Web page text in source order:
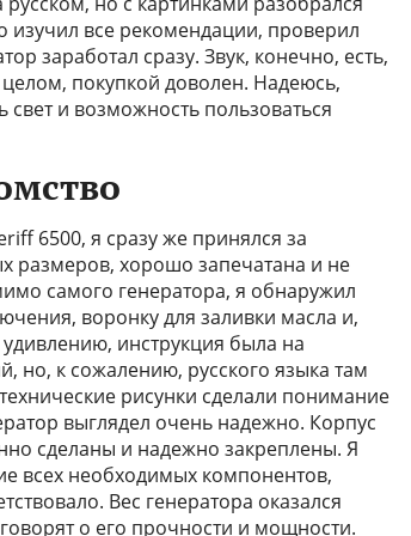
все рекомендации, проверил
заработал сразу. Звук, конечно, есть,
покупкой доволен. Надеюсь,
свет и возможность пользоваться
6500, я сразу же принялся за
размеров, хорошо запечатана и не
самого генератора, я обнаружил
воронку для заливки масла и,
инструкция была на
но, к сожалению, русского языка там
рисунки сделали понимание
выглядел очень надежно. Корпус
сделаны и надежно закреплены. Я
всех необходимых компонентов,
Вес генератора оказался
о его прочности и мощности.